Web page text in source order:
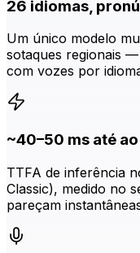
26 idiomas,
Um único modelo
sotaques regionais
com vozes por
~40–50 ms até
TTFA de inferência
Classic), medido no
pareçam